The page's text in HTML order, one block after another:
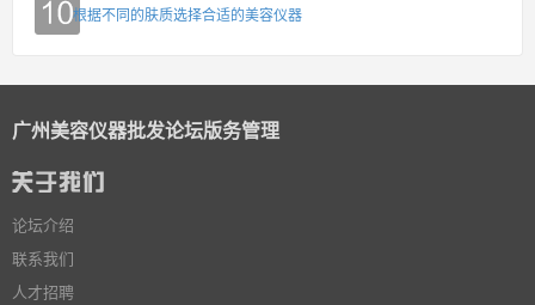
根据不同的肤质选择合适的美容仪器
广州美容仪器批发论坛版务管理
论坛介绍
联系我们
人才招聘